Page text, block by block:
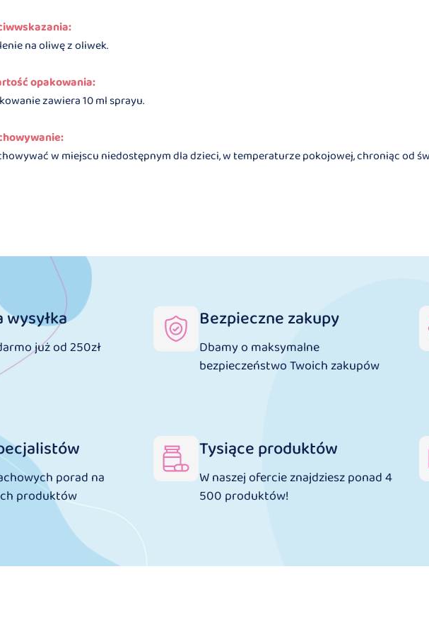
na oliwę z oliwek.
opakowania:
zawiera 10 ml sprayu.
w miejscu niedostępnym dla dzieci, w temperaturze pokojowej, chroniąc od
już od 250zł
Bezpieczne zakupy
Dbamy o maksymalne
bezpieczeństwo Twoich zakupów
porad na
produktów
Tysiące produktów
W naszej ofercie znajdziesz ponad 4
500 produktów!